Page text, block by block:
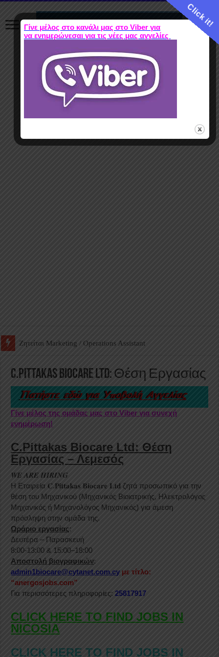
Ζητείται Βοηθός Αποθήκης σε Φαρμακείο
C.Pittakas Biocare Ltd: Θέση Εργασίας
Γίνε μέλος της ομάδας μας στο Viber για συνεχή
ενημέρωση!
C.Pittakas Biocare Ltd: Θέση
Εργασίας – Λεμεσός
𝑾𝑬 𝑨𝑹𝑬 𝑯𝑰𝑹𝑰𝑵𝑮
Η Eταιρεία 𝐂.𝐏𝐢𝐭𝐭𝐚𝐤𝐚𝐬 𝐁𝐢𝐨𝐜𝐚𝐫𝐞 𝐋𝐭𝐝 ζητά προσωπικό για την
θέση του Μηχανικού (Μηχανικός Βιοιατρικής, Ηλεκτρολόγος
Μηχανικός ή Μηχανολόγος Μηχανικός) για άμεση
πρόσληψη στην ομάδα της.
Ωράριο εργασίας:
Δευτέρα – Παρασκευή
8:00-13:00 & 15:00–18:00
Αποστολή βιογραφικών:
admin1biocare@cytanet.com.cy με τίτλο:
“anergosjobs.com”
Για περισσότερες πληροφορίες:25817917
CLICK HERE TO FIND JOBS IN
NICOSIA
CLICK HERE TO FIND JOBS IN
Click it!
Γίνε μέλος στο κανάλι μας στο Viber για
να ενημερώνεσαι για τις νέες μας αγγελίες